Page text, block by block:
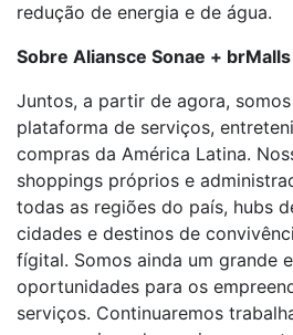
redução de energia e de água.
Sobre Aliansce Sonae + brMalls
Juntos, a partir de agora,
plataforma de serviços,
compras da América Latina.
shoppings próprios e
todas as regiões do país, hubs
cidades e destinos de
fígital. Somos ainda um grande
oportunidades para os
serviços. Continuaremos